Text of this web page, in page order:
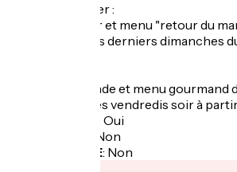
Pour le déjeuner :
Carte fraicheur et menu "retour du
Brunch tous les derniers dimanches
Carte gourmande et menu gourmand
Brasero tous les vendredis soir à
Oui
Non
Recharge VAE: Non